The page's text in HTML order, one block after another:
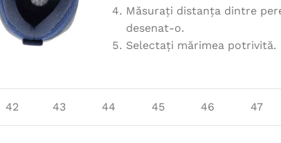
Măsurați distanța dintre
desenat-o.
Selectați mărimea potrivită.
42 43 44 45 46 47